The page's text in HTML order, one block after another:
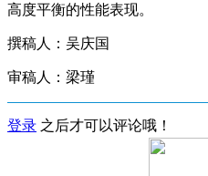
高度平衡的性能表现。
撰稿人：吴庆国
审稿人：梁瑾
登录 之后才可以评论哦！